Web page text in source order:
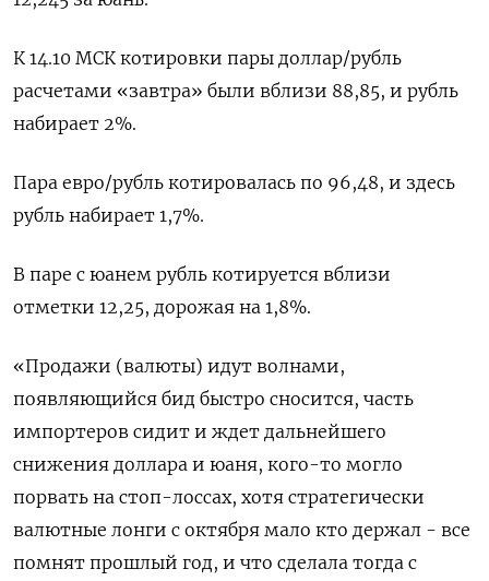
К 14.10 МСК котировки пары доллар/рубль
расчетами «завтра» были вблизи 88,85, и рубль
набирает 2%.
Пара евро/рубль котировалась по 96,48, и здесь
рубль набирает 1,7%.
В паре с юанем рубль котируется вблизи
отметки 12,25, дорожая на 1,8%.
«Продажи (валюты) идут волнами,
появляющийся бид быстро сносится, часть
импортеров сидит и ждет дальнейшего
снижения доллара и юаня, кого-то могло
порвать на стоп-лоссах, хотя стратегически
валютные лонги с октября мало кто держал - все
помнят прошлый год, и что сделала тогда с